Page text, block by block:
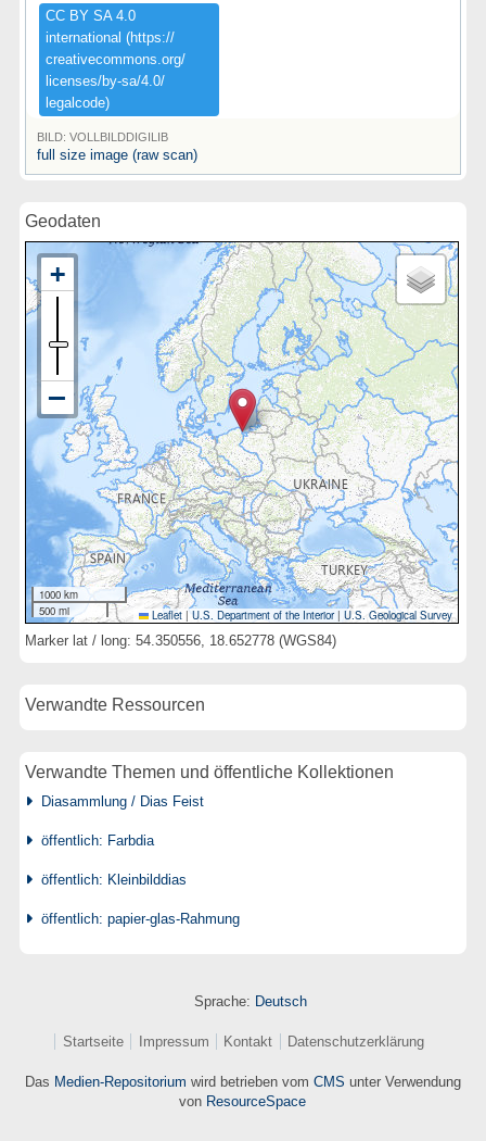
CC ​BY ​SA ​4.​0 ​
international ​(​https:​/​/​
creativecommons.​org/​
licenses/​by-​sa/​4.​0/​
legalcode)​
BILD: VOLLBILDDIGILIB
full size image (raw scan)
Geodaten
1000 km
500 mi
Leaflet | U.S. Department of the Interior|U.S. Geological Survey
Marker lat / long: 54.350556, 18.652778 (WGS84)
Verwandte Ressourcen
Verwandte Themen und öffentliche Kollektionen
Diasammlung / Dias Feist
öffentlich: Farbdia
öffentlich: Kleinbilddias
öffentlich: papier-glas-Rahmung
Sprache: Deutsch
Startseite Impressum Kontakt Datenschutzerklärung
Das Medien-Repositorium wird betrieben vom CMS unter Verwendung
von ResourceSpace